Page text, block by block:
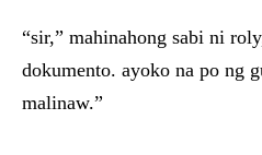
“sir,” mahinahong sabi ni
dokumento. ayoko na po ng
malinaw.”